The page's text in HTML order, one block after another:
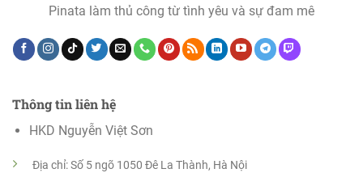
Pinata làm thủ công từ tình yêu và sự đam mê
Thông tin liên hệ
HKD Nguyễn Việt Sơn
Địa chỉ: Số 5 ngõ 1050 Đê La Thành, Hà Nội